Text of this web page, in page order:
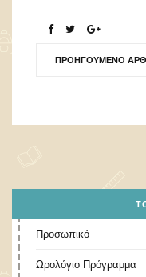
ΠΡΟΗΓΟΎΜΕΝΟ
Προσωπικό
Ωρολόγιο Πρόγραμμα